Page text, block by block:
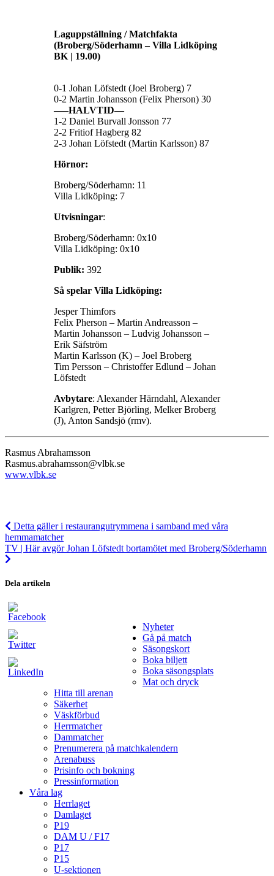
Laguppställning / Matchfakta
(Broberg/Söderhamn – Villa Lidköping
BK | 19.00)
0-1 Johan Löfstedt (Joel Broberg) 7
0-2 Martin Johansson (Felix Pherson) 30
—–HALVTID—
1-2 Daniel Burvall Jonsson 77
2-2 Fritiof Hagberg 82
2-3 Johan Löfstedt (Martin Karlsson) 87
Hörnor:
Broberg/Söderhamn: 11
Villa Lidköping: 7
Utvisningar:
Broberg/Söderhamn: 0x10
Villa Lidköping: 0x10
Publik: 392
Så spelar Villa Lidköping:
Jesper Thimfors
Felix Pherson – Martin Andreasson –
Martin Johansson – Ludvig Johansson –
Erik Säfström
Martin Karlsson (K) – Joel Broberg
Tim Persson – Christoffer Edlund – Johan
Löfstedt
Avbytare: Alexander Härndahl, Alexander
Karlgren, Petter Björling, Melker Broberg
(J), Anton Sandsjö (rmv).
Rasmus Abrahamsson
Rasmus.abrahamsson@vlbk.se
www.vlbk.se
Detta gäller i restaurangutrymmena i samband med våra
hemmamatcher
TV | Här avgör Johan Löfstedt bortamötet med Broberg/Söderhamn
Dela artikeln
Nyheter
Gå på match
Säsongskort
Boka biljett
Boka säsongsplats
Mat och dryck
Hitta till arenan
Säkerhet
Väskförbud
Herrmatcher
Dammatcher
Prenumerera på matchkalendern
Arenabuss
Prisinfo och bokning
Pressinformation
Våra lag
Herrlaget
Damlaget
P19
DAM U / F17
P17
P15
U-sektionen